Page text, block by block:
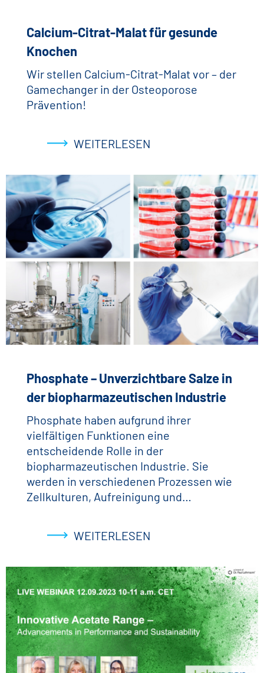
Calcium-Citrat-Malat für gesunde
Knochen
Wir stellen Calcium-Citrat-Malat vor – der
Gamechanger in der Osteoporose
Prävention!
WEITERLESEN
Phosphate – Unverzichtbare Salze in
der biopharmazeutischen Industrie
Phosphate haben aufgrund ihrer
vielfältigen Funktionen eine
entscheidende Rolle in der
biopharmazeutischen Industrie. Sie
werden in verschiedenen Prozessen wie
Zellkulturen, Aufreinigung und…
WEITERLESEN